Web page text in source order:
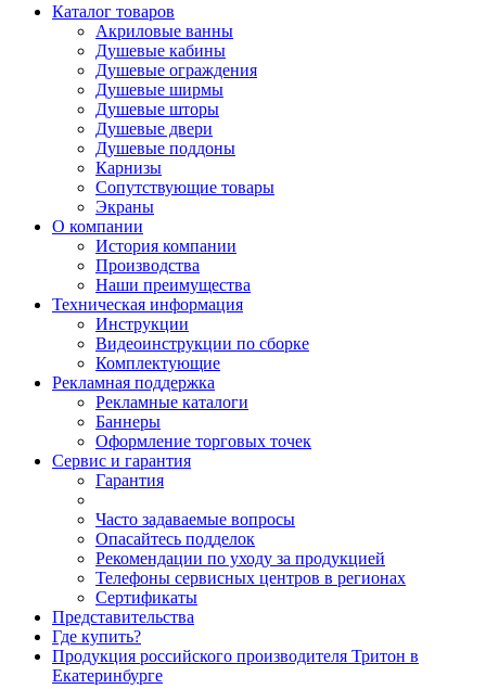
Каталог товаров
Акриловые ванны
Душевые кабины
Душевые ограждения
Душевые ширмы
Душевые шторы
Душевые двери
Душевые поддоны
Карнизы
Сопутствующие товары
Экраны
О компании
История компании
Производства
Наши преимущества
Техническая информация
Инструкции
Видеоинструкции по сборке
Комплектующие
Рекламная поддержка
Рекламные каталоги
Баннеры
Оформление торговых точек
Сервис и гарантия
Гарантия
Часто задаваемые вопросы
Опасайтесь подделок
Рекомендации по уходу за продукцией
Телефоны сервисных центров в регионах
Сертификаты
Представительства
Где купить?
Продукция российского производителя Тритон в
Екатеринбурге